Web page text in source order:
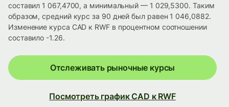
составил 1 067,4700, а минимальный — 1 029,5300. Таким
образом, средний курс за 90 дней был равен 1 046,0882.
Изменение курса CAD к RWF в процентном соотношении
составило -1.26.
Отслеживать рыночные курсы
Посмотреть график CAD к RWF